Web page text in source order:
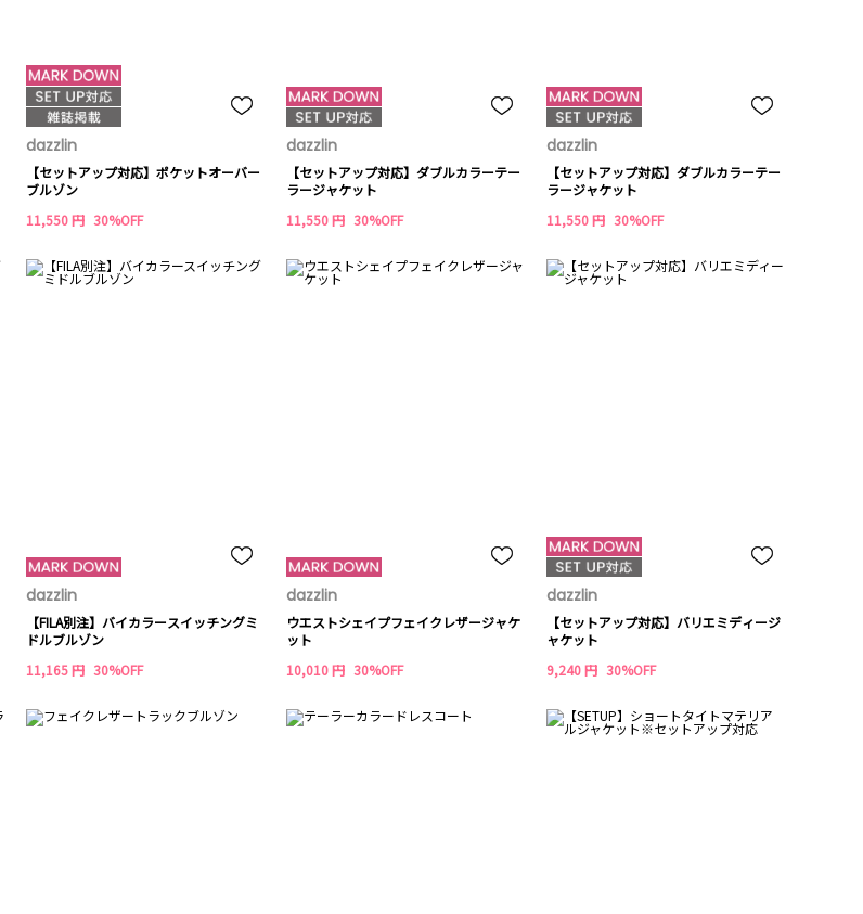
dazzlin
【セットアップ対応】ポケットオーバー
ブルゾン
11,550 円 30%OFF
dazzlin
【セットアップ対応】ダブルカラーテー
ラージャケット
11,550 円 30%OFF
dazzlin
【セットアップ対応】ダブルカラーテー
ラージャケット
11,550 円 30%OFF
dazzlin
【FILA別注】バイカラースイッチングミ
ドルブルゾン
11,165 円 30%OFF
dazzlin
ウエストシェイプフェイクレザージャケ
ット
10,010 円 30%OFF
dazzlin
【セットアップ対応】バリエミディージ
ャケット
9,240 円 30%OFF